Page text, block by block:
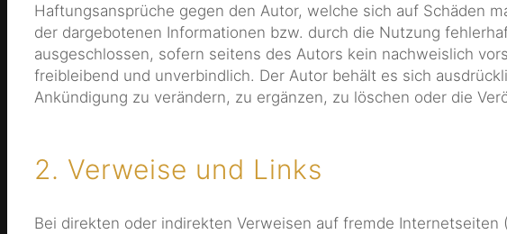
Haftungsansprüche gegen den Autor, welche sich auf Schäden
der dargebotenen Informationen bzw. durch die Nutzung
ausgeschlossen, sofern seitens des Autors kein nachweislich
freibleibend und unverbindlich. Der Autor behält es sich
Ankündigung zu verändern, zu ergänzen, zu löschen oder die
2. Verweise und Links
Bei direkten oder indirekten Verweisen auf fremde